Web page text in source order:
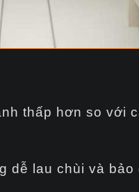
thấp hơn so với
dễ lau chùi và